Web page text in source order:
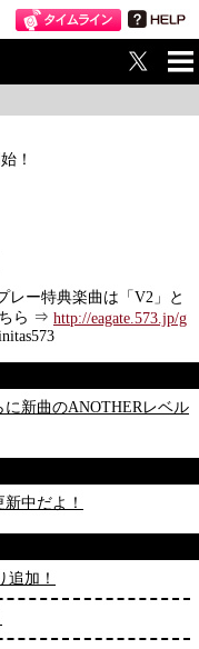
！
レー特典楽曲は「V2」と
ちら ⇒ http://eagate.573.jp/g
新曲のANOTHERレベル
中だよ！
追加！